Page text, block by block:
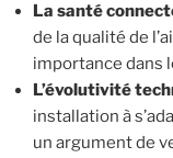
La santé
de la qualité de
importance dans
L’évolutivité
installation à
un argument de